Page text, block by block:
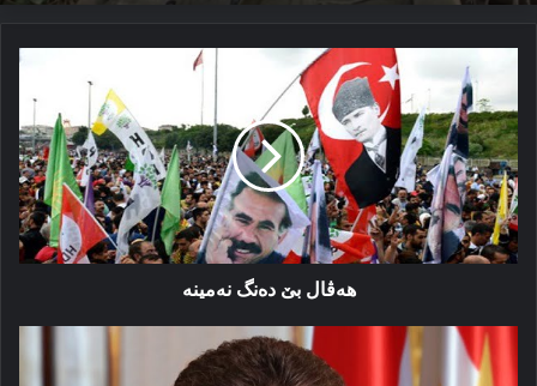
هه‌ڤال
ده‌نگ
نەمینە
هه‌ڤال بێ ده‌نگ نەمینە
په‌ياما
نێچيرڤان